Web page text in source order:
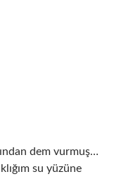
dem vurmuş…
su yüzüne